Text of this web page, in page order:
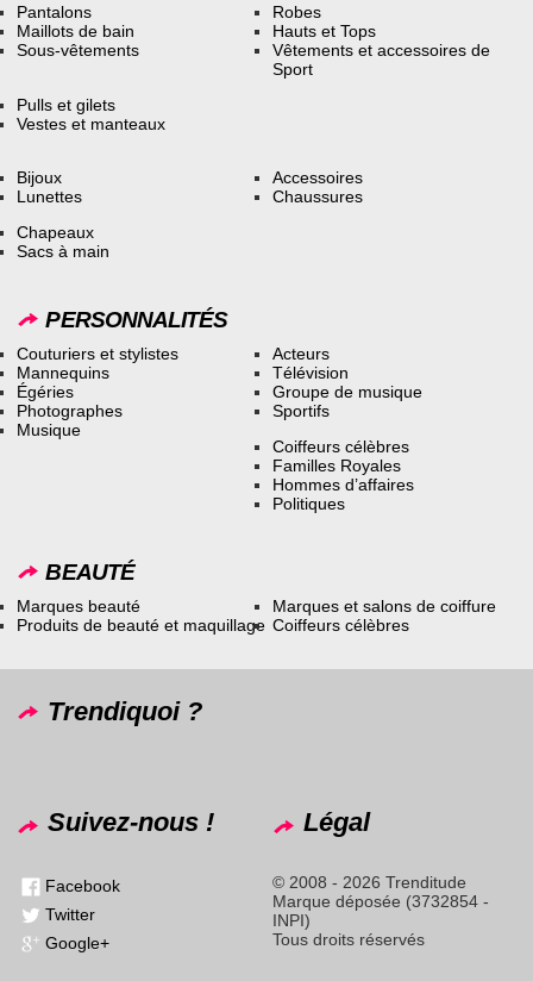
Pantalons
Maillots de bain
Sous-vêtements
Robes
Hauts et Tops
Vêtements et accessoires de
Sport
Pulls et gilets
Vestes et manteaux
Bijoux
Lunettes
Accessoires
Chaussures
Chapeaux
Sacs à main
PERSONNALITÉS
Couturiers et stylistes
Mannequins
Égéries
Photographes
Musique
Acteurs
Télévision
Groupe de musique
Sportifs
Coiffeurs célèbres
Familles Royales
Hommes d’affaires
Politiques
BEAUTÉ
Marques beauté
Produits de beauté et maquillage
Marques et salons de coiffure
Coiffeurs célèbres
Trendiquoi ?
Suivez-nous !
Facebook
Twitter
Google+
Légal
© 2008 - 2026 Trenditude
Marque déposée (3732854 -
INPI)
Tous droits réservés